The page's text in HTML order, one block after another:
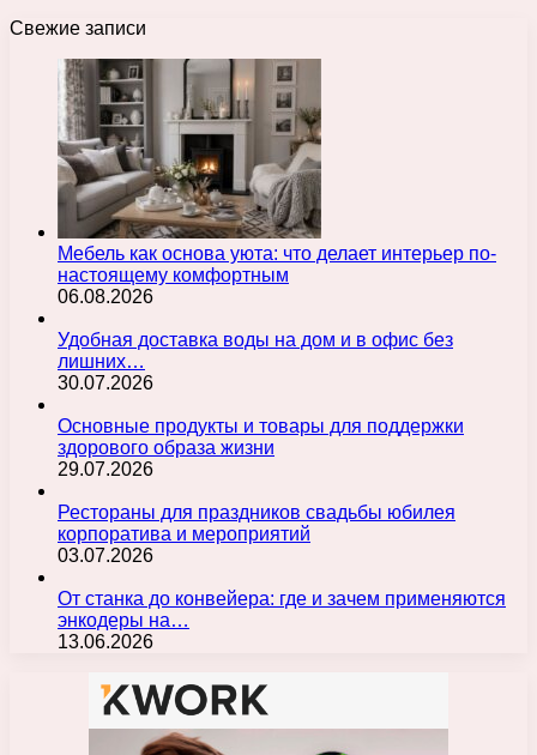
Свежие записи
Мебель как основа уюта: что делает интерьер по-
настоящему комфортным
06.08.2026
Удобная доставка воды на дом и в офис без
лишних…
30.07.2026
Основные продукты и товары для поддержки
здорового образа жизни
29.07.2026
Рестораны для праздников свадьбы юбилея
корпоратива и мероприятий
03.07.2026
От станка до конвейера: где и зачем применяются
энкодеры на…
13.06.2026